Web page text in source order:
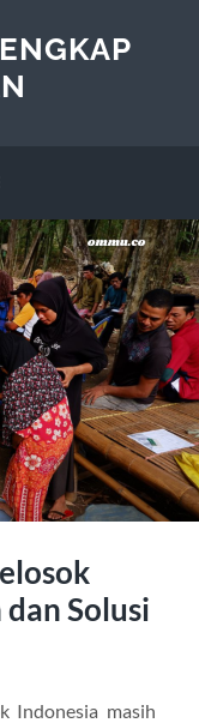
Solusi
Indonesia masih